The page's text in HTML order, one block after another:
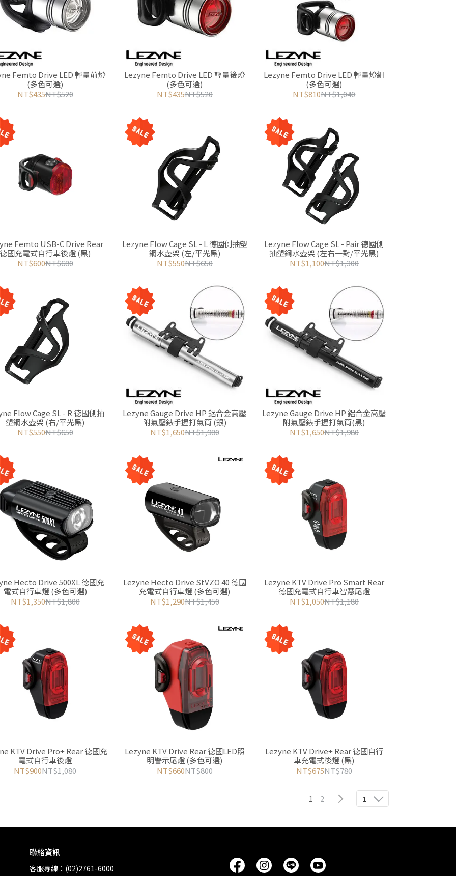
Femto Drive LED 輕量前燈
(多色可選)
NT$435NT$520
Lezyne Femto Drive LED 輕量後燈
(多色可選)
NT$435NT$520
Lezyne Femto Drive LED 輕量燈組
(多色可選)
NT$810NT$1,040
Femto USB-C Drive Rear
德國充電式自行車後燈 (黑)
NT$600NT$680
Lezyne Flow Cage SL - L 德國側抽塑
鋼水壺架 (左/平光黑)
NT$550NT$650
Lezyne Flow Cage SL - Pair 德國側
抽塑鋼水壺架 (左右一對/平光黑)
NT$1,100NT$1,300
Flow Cage SL - R 德國側抽
塑鋼水壺架 (右/平光黑)
NT$550NT$650
Lezyne Gauge Drive HP 鋁合金高壓
附氣壓錶手握打氣筒 (銀)
NT$1,650NT$1,980
Lezyne Gauge Drive HP 鋁合金高壓
附氣壓錶手握打氣筒(黑)
NT$1,650NT$1,980
Hecto Drive 500XL 德國充
電式自行車燈 (多色可選)
NT$1,350NT$1,800
Lezyne Hecto Drive StVZO 40 德國
充電式自行車燈 (多色可選)
NT$1,290NT$1,450
Lezyne KTV Drive Pro Smart Rear
德國充電式自行車智慧尾燈
NT$1,050NT$1,180
KTV Drive Pro+ Rear 德國充
電式自行車後燈
NT$900NT$1,080
Lezyne KTV Drive Rear 德國LED照
明警示尾燈 (多色可選)
NT$660NT$800
Lezyne KTV Drive+ Rear 德國自行
車充電式後燈 (黑)
NT$675NT$780
1 2 1
聯絡資訊
客服專線：(02)2761-6000